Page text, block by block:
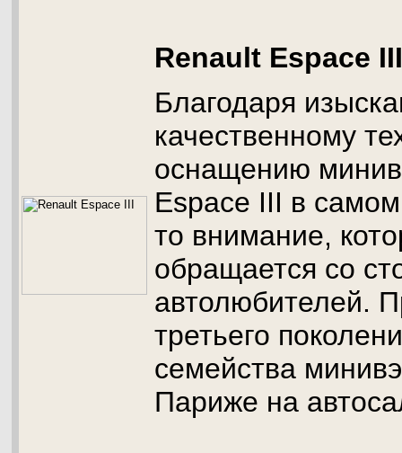
Renault Espace III
Благодаря
качественному
оснащению
Espace III в
то внимание,
обращается со
автолюбителей.
третьего
семейства
Париже на